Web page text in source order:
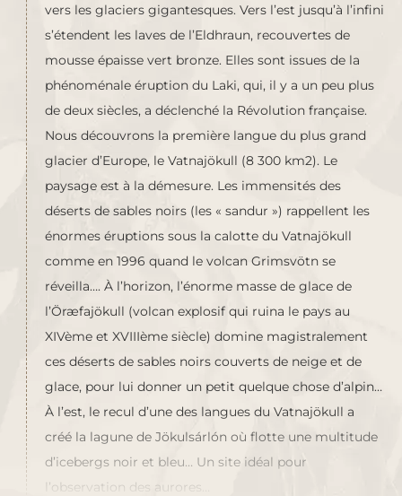
vers les glaciers gigantesques. Vers l’est jusqu’à l’infini
s’étendent les laves de l’Eldhraun, recouvertes de
mousse épaisse vert bronze. Elles sont issues de la
phénoménale éruption du Laki, qui, il y a un peu plus
de deux siècles, a déclenché la Révolution française.
Nous découvrons la première langue du plus grand
glacier d’Europe, le Vatnajökull (8 300 km2). Le
paysage est à la démesure. Les immensités des
déserts de sables noirs (les « sandur ») rappellent les
énormes éruptions sous la calotte du Vatnajökull
comme en 1996 quand le volcan Grimsvötn se
réveilla…. À l’horizon, l’énorme masse de glace de
l’Öræfajökull (volcan explosif qui ruina le pays au
XIVème et XVIIIème siècle) domine magistralement
ces déserts de sables noirs couverts de neige et de
glace, pour lui donner un petit quelque chose d’alpin…
À l’est, le recul d’une des langues du Vatnajökull a
créé la lagune de Jökulsárlón où flotte une multitude
d’icebergs noir et bleu… Un site idéal pour
l’observation des aurores…